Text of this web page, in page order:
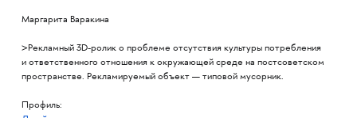
Маргарита Варакина
>Рекламный 3D-ролик о проблеме отсутствия культуры потребления
и ответственного отношения к окружающей среде на постсоветском
пространстве. Рекламируемый объект — типовой мусорник.
Профиль: